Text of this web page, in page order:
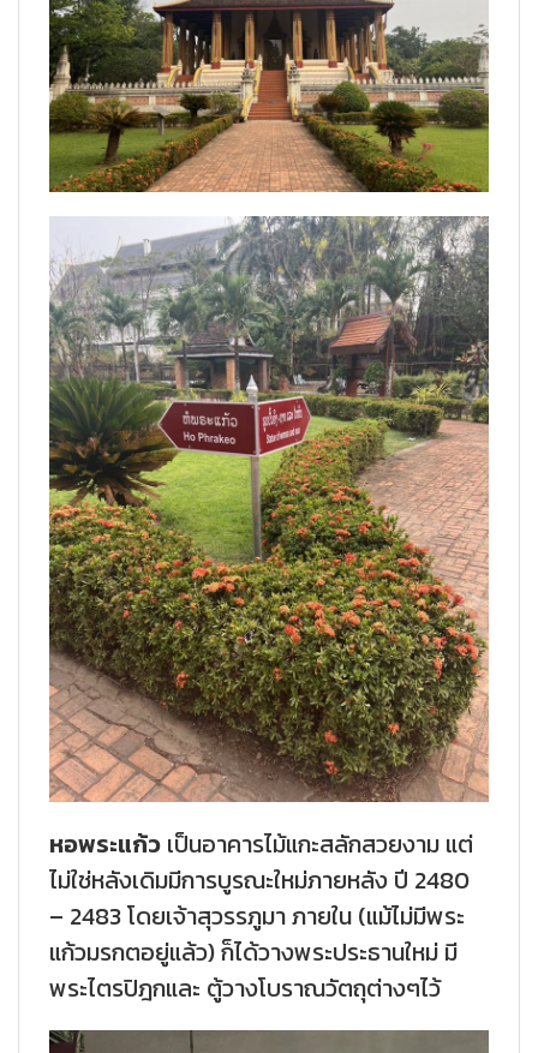
หอพระแก้ว เป็นอาคารไม้แกะสลักสวยงาม แต่
ไม่ใช่หลังเดิมมีการบูรณะใหม่ภายหลัง ปี 2480
– 2483 โดยเจ้าสุวรรภูมา ภายใน (แม้ไม่มีพระ
แก้วมรกตอยู่แล้ว) ก็ได้วางพระประธานใหม่ มี
พระไตรปิฎกและ ตู้วางโบราณวัตถุต่างๆไว้